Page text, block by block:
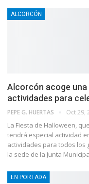
ALCORCÓN
Alcorcón acoge
actividades para
PEPE G. HUERTAS Oct 29,
La Fiesta de Halloween,
tendrá especial actividad
actividades para todos los
la sede de la Junta
EN PORTADA